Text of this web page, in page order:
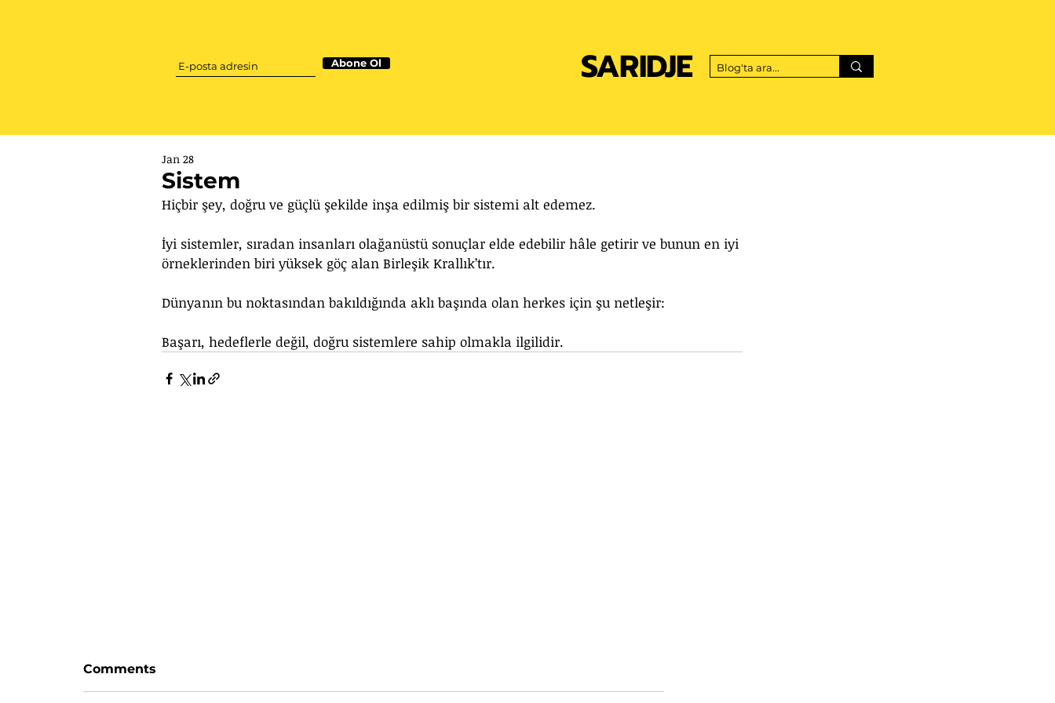
Abone Ol SARIDJE
Sistem
Jan 28
Hiçbir şey, doğru ve güçlü şekilde inşa edilmiş bir sistemi alt edemez.
İyi sistemler, sıradan insanları olağanüstü sonuçlar elde edebilir hâle getirir ve bunun en iyi
örneklerinden biri yüksek göç alan Birleşik Krallık’tır.
Dünyanın bu noktasından bakıldığında aklı başında olan herkes için şu netleşir:
Başarı, hedeflerle değil, doğru sistemlere sahip olmakla ilgilidir.
Zaman var
Hayattaki her blok, haliyle bir
Güvenlik açığı artık niyet
Dünyada saniyede yaklaşık 4
Comments